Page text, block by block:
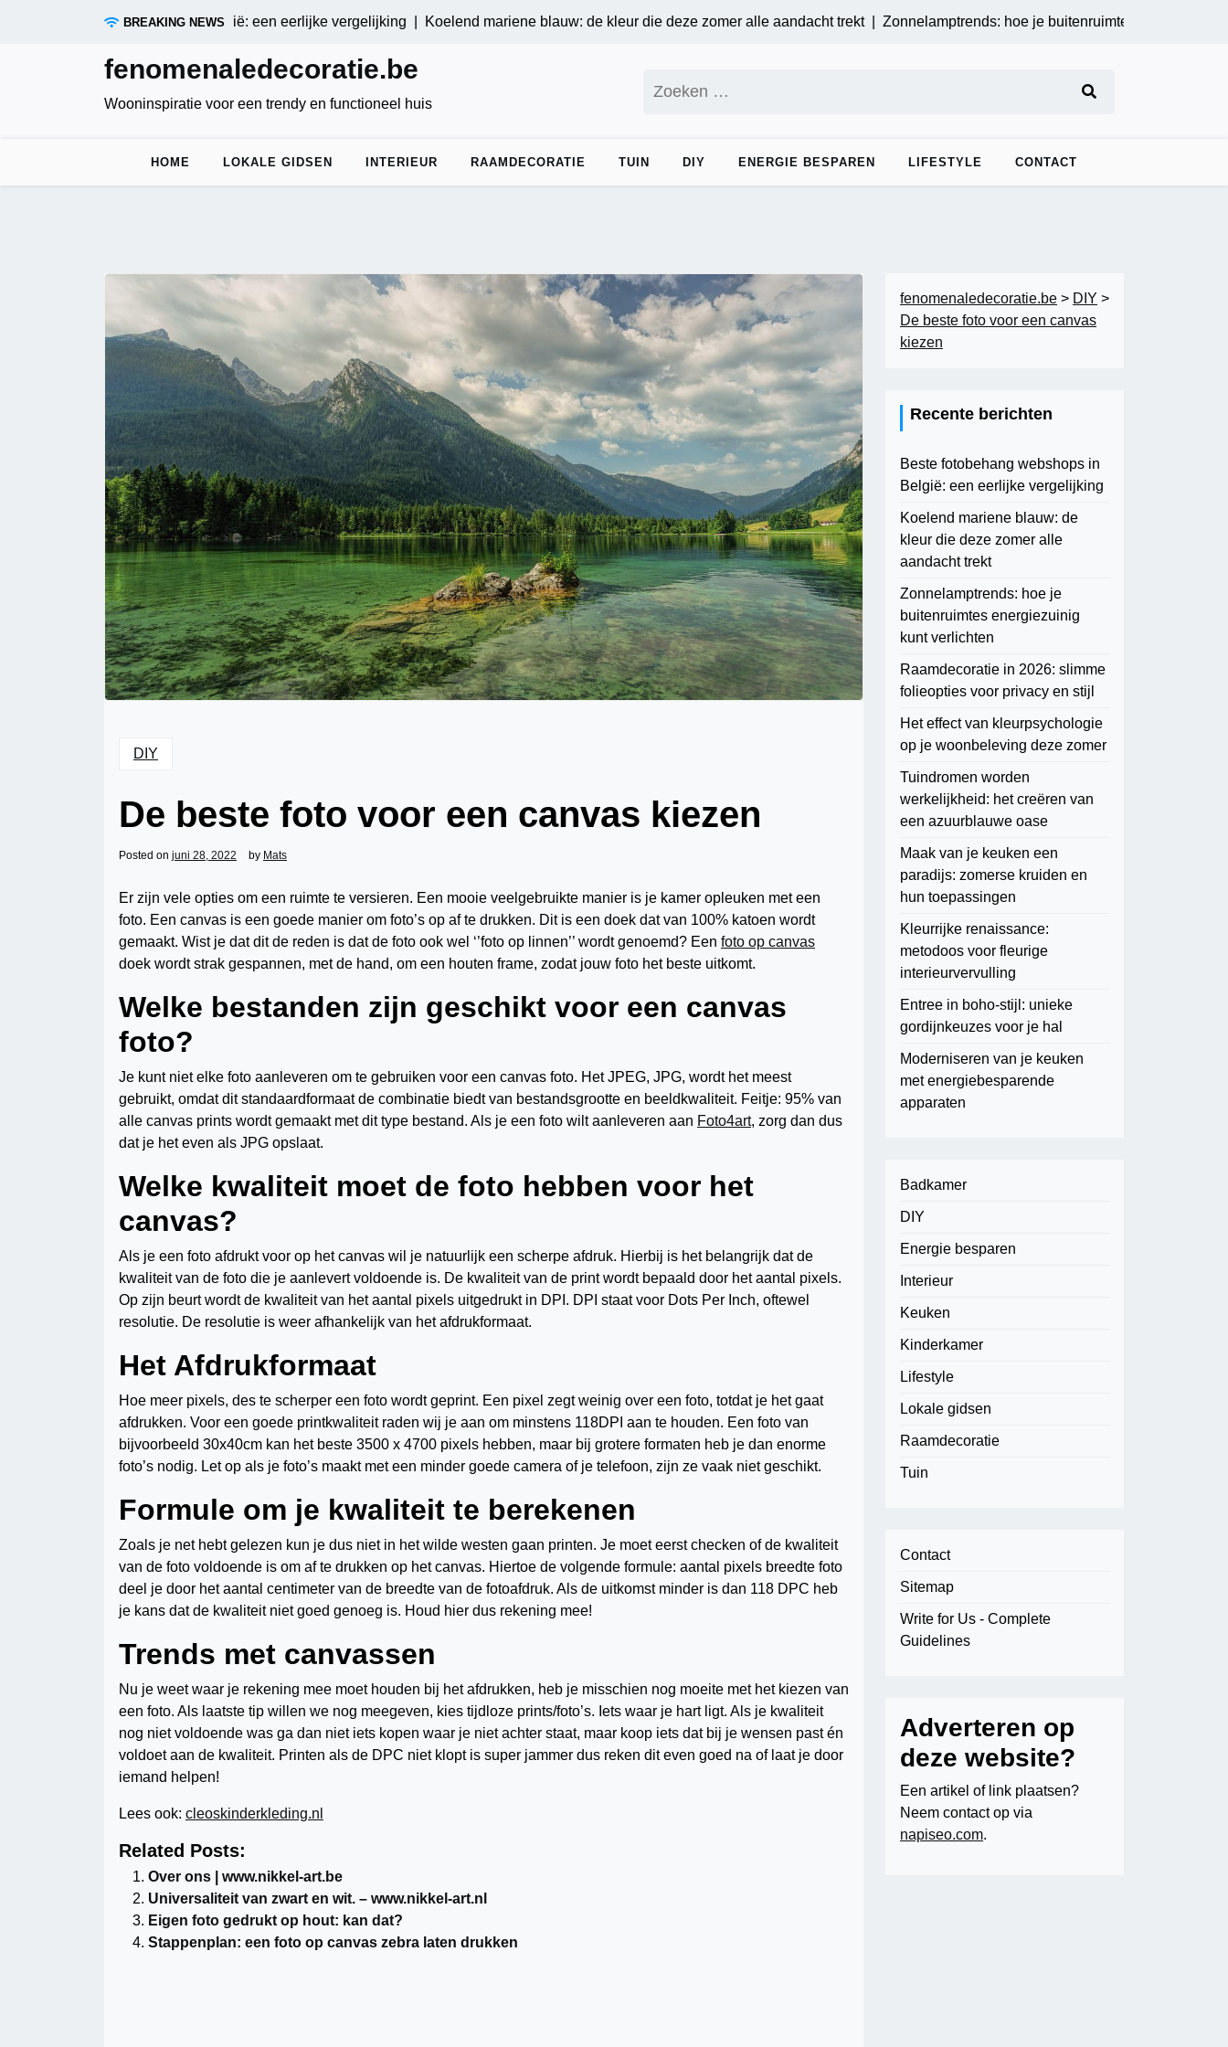
BREAKING NEWS
fotobehang webshops in België: een eerlijke vergelijking |Koelend mariene blauw: de kleur die deze zomer alle aandacht trekt |Zonnelamptrends: hoe je buitenruimtes energiezuinig
fenomenaledecoratie.be
Wooninspiratie voor een trendy en functioneel huis
naar:
HOME LOKALE GIDSEN INTERIEUR RAAMDECORATIE TUIN DIY ENERGIE BESPAREN LIFESTYLE CONTACT
DIY
De beste foto voor een canvas kiezen
Posted on juni 28, 2022 by Mats
Er zijn vele opties om een ruimte te versieren. Een mooie veelgebruikte manier is je kamer opleuken met een
foto. Een canvas is een goede manier om foto’s op af te drukken. Dit is een doek dat van 100% katoen wordt
gemaakt. Wist je dat dit de reden is dat de foto ook wel ‘’foto op linnen’’ wordt genoemd? Een foto op canvas
doek wordt strak gespannen, met de hand, om een houten frame, zodat jouw foto het beste uitkomt.
Welke bestanden zijn geschikt voor een canvas
foto?
Je kunt niet elke foto aanleveren om te gebruiken voor een canvas foto. Het JPEG, JPG, wordt het meest
gebruikt, omdat dit standaardformaat de combinatie biedt van bestandsgrootte en beeldkwaliteit. Feitje: 95% van
alle canvas prints wordt gemaakt met dit type bestand. Als je een foto wilt aanleveren aan Foto4art, zorg dan dus
dat je het even als JPG opslaat.
Welke kwaliteit moet de foto hebben voor het
canvas?
Als je een foto afdrukt voor op het canvas wil je natuurlijk een scherpe afdruk. Hierbij is het belangrijk dat de
kwaliteit van de foto die je aanlevert voldoende is. De kwaliteit van de print wordt bepaald door het aantal pixels.
Op zijn beurt wordt de kwaliteit van het aantal pixels uitgedrukt in DPI. DPI staat voor Dots Per Inch, oftewel
resolutie. De resolutie is weer afhankelijk van het afdrukformaat.
Het Afdrukformaat
Hoe meer pixels, des te scherper een foto wordt geprint. Een pixel zegt weinig over een foto, totdat je het gaat
afdrukken. Voor een goede printkwaliteit raden wij je aan om minstens 118DPI aan te houden. Een foto van
bijvoorbeeld 30x40cm kan het beste 3500 x 4700 pixels hebben, maar bij grotere formaten heb je dan enorme
foto’s nodig. Let op als je foto’s maakt met een minder goede camera of je telefoon, zijn ze vaak niet geschikt.
Formule om je kwaliteit te berekenen
Zoals je net hebt gelezen kun je dus niet in het wilde westen gaan printen. Je moet eerst checken of de kwaliteit
van de foto voldoende is om af te drukken op het canvas. Hiertoe de volgende formule: aantal pixels breedte foto
deel je door het aantal centimeter van de breedte van de fotoafdruk. Als de uitkomst minder is dan 118 DPC heb
je kans dat de kwaliteit niet goed genoeg is. Houd hier dus rekening mee!
Trends met canvassen
Nu je weet waar je rekening mee moet houden bij het afdrukken, heb je misschien nog moeite met het kiezen van
een foto. Als laatste tip willen we nog meegeven, kies tijdloze prints/foto’s. Iets waar je hart ligt. Als je kwaliteit
nog niet voldoende was ga dan niet iets kopen waar je niet achter staat, maar koop iets dat bij je wensen past én
voldoet aan de kwaliteit. Printen als de DPC niet klopt is super jammer dus reken dit even goed na of laat je door
iemand helpen!
Lees ook: cleoskinderkleding.nl
Related Posts:
Over ons | www.nikkel-art.be
Universaliteit van zwart en wit. – www.nikkel-art.nl
Eigen foto gedrukt op hout: kan dat?
Stappenplan: een foto op canvas zebra laten drukken
fenomenaledecoratie.be > DIY >
De beste foto voor een canvas
kiezen
Recente berichten
Beste fotobehang webshops in
België: een eerlijke vergelijking
Koelend mariene blauw: de
kleur die deze zomer alle
aandacht trekt
Zonnelamptrends: hoe je
buitenruimtes energiezuinig
kunt verlichten
Raamdecoratie in 2026: slimme
folieopties voor privacy en stijl
Het effect van kleurpsychologie
op je woonbeleving deze zomer
Tuindromen worden
werkelijkheid: het creëren van
een azuurblauwe oase
Maak van je keuken een
paradijs: zomerse kruiden en
hun toepassingen
Kleurrijke renaissance:
metodoos voor fleurige
interieurvervulling
Entree in boho-stijl: unieke
gordijnkeuzes voor je hal
Moderniseren van je keuken
met energiebesparende
apparaten
Badkamer
DIY
Energie besparen
Interieur
Keuken
Kinderkamer
Lifestyle
Lokale gidsen
Raamdecoratie
Tuin
Contact
Sitemap
Write for Us - Complete
Guidelines
Adverteren op
deze website?
Een artikel of link plaatsen?
Neem contact op via
napiseo.com.